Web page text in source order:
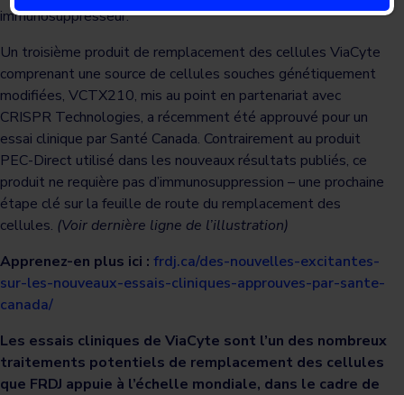
immunosuppresseur.
Un troisième produit de remplacement des cellules ViaCyte
comprenant une source de cellules souches génétiquement
modifiées, VCTX210, mis au point en partenariat avec
CRISPR Technologies, a récemment été approuvé pour un
essai clinique par Santé Canada. Contrairement au produit
PEC-Direct utilisé dans les nouveaux résultats publiés, ce
produit ne requière pas d’immunosuppression – une prochaine
étape clé sur la feuille de route du remplacement des
cellules. (Voir dernière ligne de l’illustration)
Apprenez-en plus ici : frdj.ca/des-nouvelles-excitantes-
sur-les-nouveaux-essais-cliniques-approuves-par-sante-
canada/
Les essais cliniques de ViaCyte sont l’un des nombreux
traitements potentiels de remplacement des cellules
que FRDJ appuie à l’échelle mondiale, dans le cadre de